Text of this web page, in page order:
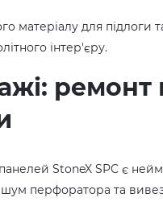
матеріалу для підлоги
інтер'єру.
ремонт
StoneX SPC є
перфоратора та